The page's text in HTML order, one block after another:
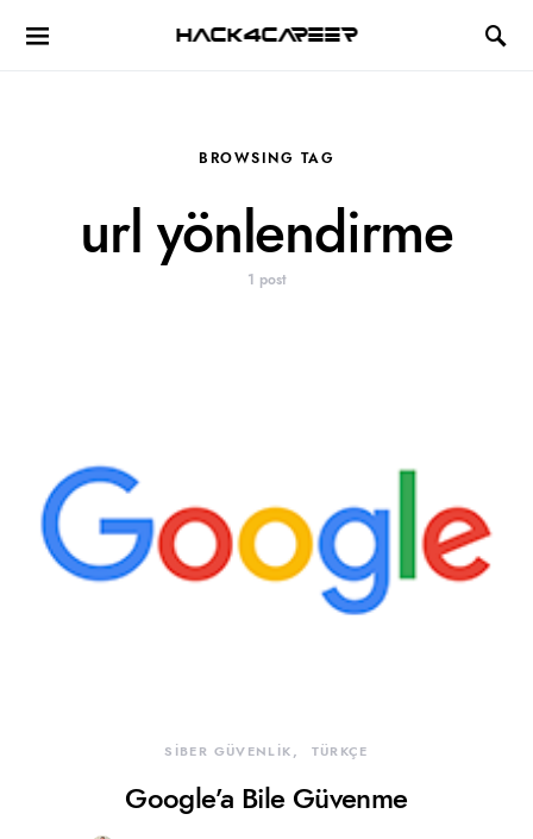
Hack4Career
BROWSING TAG
url yönlendirme
1 post
SİBER GÜVENLİK TÜRKÇE
Google’a Bile Güvenme